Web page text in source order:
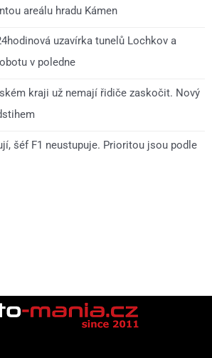
areálu hradu Kámen
uzavírka tunelů Lochkov a
v poledne
kraji už nemají řidiče zaskočit. Nový
šéf F1 neustupuje. Prioritou jsou podle